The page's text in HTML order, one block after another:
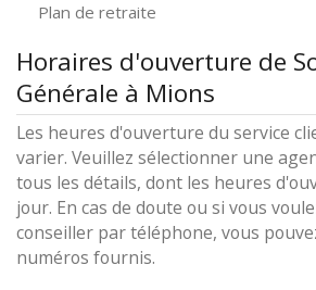
Plan de retraite
Horaires d'ouverture de
Générale à Mions
Les heures d'ouverture du service
varier. Veuillez sélectionner une
tous les détails, dont les heures
jour. En cas de doute ou si vous
conseiller par téléphone, vous
numéros fournis.